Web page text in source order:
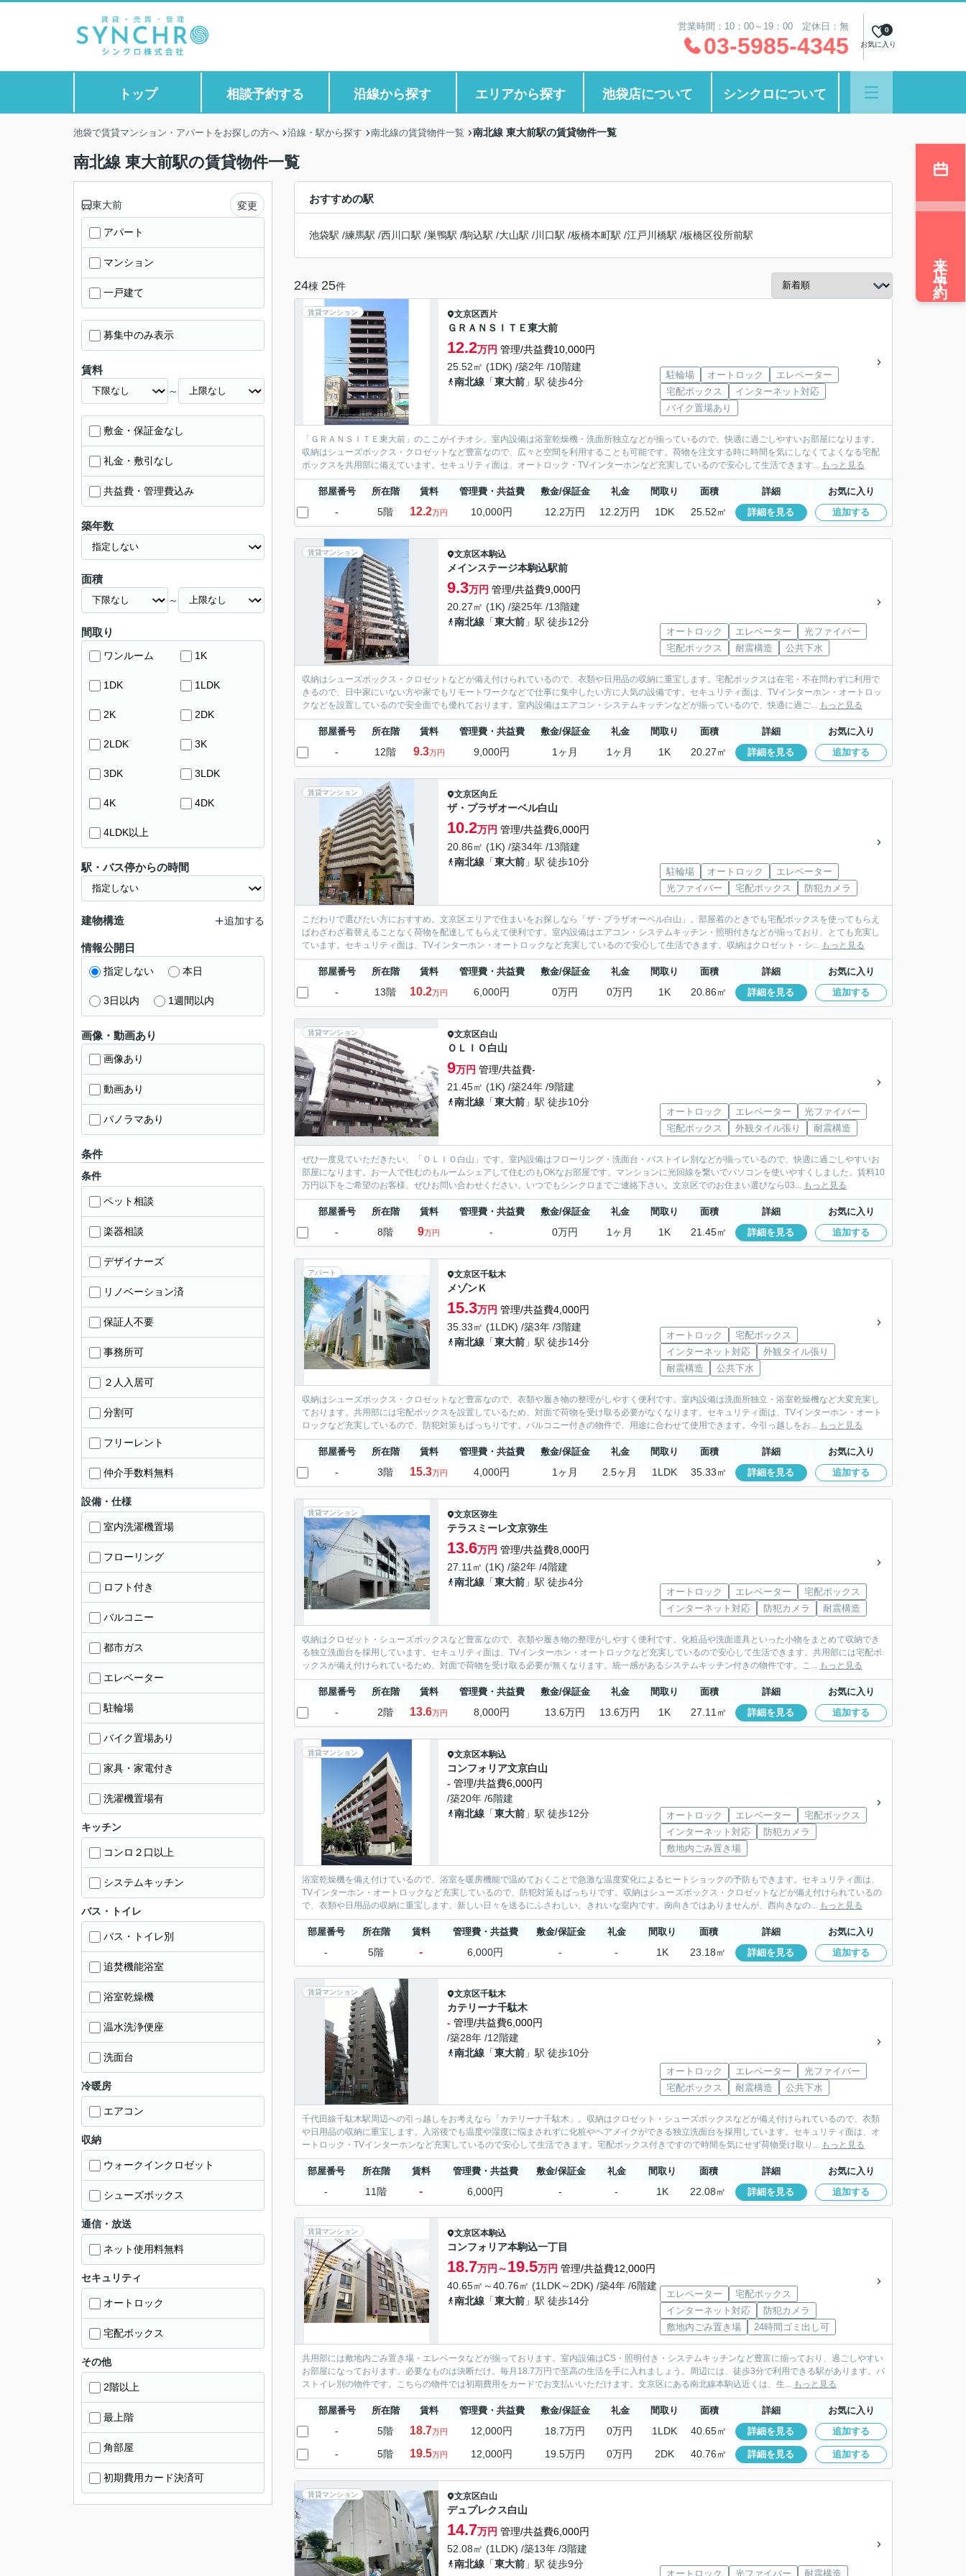
営業時間：10：00～19：00 定休日：無
03-5985-4345 お気に入り
0
トップ 相談予約する 沿線から探す エリアから探す 池袋店について シンクロについて
池袋で賃貸マンション・アパートをお探しの方へ 沿線・駅から探す 南北線の賃貸物件一覧 南北線 東大前駅の賃貸物件一覧
南北線 東大前駅の賃貸物件一覧
おすすめの駅
池袋駅 /練馬駅 /西川口駅 /巣鴨駅 /駒込駅 /大山駅 /川口駅 /板橋本町駅 /江戸川橋駅 /板橋区役所前駅
24棟 25件
賃貸マンション 文京区西片
ＧＲＡＮＳＩＴＥ東大前
12.2万円 管理/共益費10,000円
25.52㎡ (1DK) /築2年 /10階建
南北線 「東大前 」駅 徒歩4分
駐輪場 オートロック
エレベーター
宅配ボックス
インターネット対応
バイク置場あり
「ＧＲＡＮＳＩＴＥ東大前」のここがイチオシ。室内設備は浴室乾燥機・洗面所独立などが揃っているので、快適に過ごしやすいお部屋になります。
収納はシューズボックス・クロゼットなど豊富なので、広々と空間を利用することも可能です。荷物を注文する時に時間を気にしなくてよくなる宅配
ボックスを共用部に備えています。セキュリティ面は、オートロック・TVインターホンなど充実しているので安心して生活できます... もっと見る
部屋番号 所在階 賃料 管理費・共益費 敷金/保証金 礼金 間取り 面積 詳細 お気に入り
- 5階 12.2万円 10,000円 12.2万円 12.2万円 1DK 25.52㎡ 詳細を見る 追加する
賃貸マンション 文京区本駒込
メインステージ本駒込駅前
9.3万円 管理/共益費9,000円
20.27㎡ (1K) /築25年 /13階建
南北線 「東大前 」駅 徒歩12分
オートロック エレベーター
光ファイバー
宅配ボックス
耐震構造 公共下水
収納はシューズボックス・クロゼットなどが備え付けられているので、衣類や日用品の収納に重宝します。宅配ボックスは在宅・不在問わずに利用で
きるので、日中家にいない方や家でもリモートワークなどで仕事に集中したい方に人気の設備です。セキュリティ面は、TVインターホン・オートロッ
クなどを設置しているので安全面でも優れております。室内設備はエアコン・システムキッチンなどが揃っているので、快適に過ご... もっと見る
部屋番号 所在階 賃料 管理費・共益費 敷金/保証金 礼金 間取り 面積 詳細 お気に入り
- 12階 9.3万円 9,000円 1ヶ月 1ヶ月 1K 20.27㎡ 詳細を見る 追加する
賃貸マンション 文京区向丘
ザ・プラザオーベル白山
10.2万円 管理/共益費6,000円
20.86㎡ (1K) /築34年 /13階建
南北線 「東大前 」駅 徒歩10分
駐輪場 オートロック
エレベーター
光ファイバー
宅配ボックス 防犯カメラ
こだわりで選びたい方におすすめ。文京区エリアで住まいをお探しなら「ザ・プラザオーベル白山」。部屋着のときでも宅配ボックスを使ってもらえ
ばわざわざ着替えることなく荷物を配達してもらえて便利です。室内設備はエアコン・システムキッチン・照明付きなどが揃っており、とても充実し
ています。セキュリティ面は、TVインターホン・オートロックなど充実しているので安心して生活できます。収納はクロゼット・シ... もっと見る
部屋番号 所在階 賃料 管理費・共益費 敷金/保証金 礼金 間取り 面積 詳細 お気に入り
- 13階 10.2万円 6,000円 0万円 0万円 1K 20.86㎡ 詳細を見る 追加する
賃貸マンション 文京区白山
ＯＬＩＯ白山
9万円 管理/共益費-
21.45㎡ (1K) /築24年 /9階建
南北線 「東大前 」駅 徒歩10分
オートロック エレベーター
光ファイバー
宅配ボックス
外観タイル張り 耐震構造
ぜひ一度見ていただきたい、「ＯＬＩＯ白山」です。室内設備はフローリング・洗面台・バストイレ別などが揃っているので、快適に過ごしやすいお
部屋になります。お一人で住むのもルームシェアして住むのもOKなお部屋です。マンションに光回線を繋いでパソコンを使いやすくしました。賃料10
万円以下をご希望のお客様、ぜひお問い合わせください。いつでもシンクロまでご連絡下さい。文京区でのお住まい選びなら03... もっと見る
部屋番号 所在階 賃料 管理費・共益費 敷金/保証金 礼金 間取り 面積 詳細 お気に入り
- 8階 9万円 - 0万円 1ヶ月 1K 21.45㎡ 詳細を見る 追加する
アパート 文京区千駄木
メゾンＫ
15.3万円 管理/共益費4,000円
35.33㎡ (1LDK) /築3年 /3階建
南北線 「東大前 」駅 徒歩14分
オートロック
宅配ボックス
インターネット対応
外観タイル張り
耐震構造
公共下水
収納はシューズボックス・クロゼットなど豊富なので、衣類や履き物の整理がしやすく便利です。室内設備は洗面所独立・浴室乾燥機など大変充実し
ております。共用部には宅配ボックスを設置しているため、対面で荷物を受け取る必要がなくなります。セキュリティ面は、TVインターホン・オート
ロックなど充実しているので、防犯対策もばっちりです。バルコニー付きの物件で、用途に合わせて使用できます。今引っ越しをお... もっと見る
部屋番号 所在階 賃料 管理費・共益費 敷金/保証金 礼金 間取り 面積 詳細 お気に入り
- 3階 15.3万円 4,000円 1ヶ月 2.5ヶ月 1LDK 35.33㎡ 詳細を見る 追加する
賃貸マンション 文京区弥生
テラスミーレ文京弥生
13.6万円 管理/共益費8,000円
27.11㎡ (1K) /築2年 /4階建
南北線 「東大前 」駅 徒歩4分
オートロック エレベーター
宅配ボックス
インターネット対応
防犯カメラ 耐震構造
収納はクロゼット・シューズボックスなど豊富なので、衣類や履き物の整理がしやすく便利です。化粧品や洗面道具といった小物をまとめて収納でき
る独立洗面台を採用しています。セキュリティ面は、TVインターホン・オートロックなど充実しているので安心して生活できます。共用部には宅配ボ
ックスが備え付けられているため、対面で荷物を受け取る必要が無くなります。統一感があるシステムキッチン付きの物件です。こ... もっと見る
部屋番号 所在階 賃料 管理費・共益費 敷金/保証金 礼金 間取り 面積 詳細 お気に入り
- 2階 13.6万円 8,000円 13.6万円 13.6万円 1K 27.11㎡ 詳細を見る 追加する
賃貸マンション 文京区本駒込
コンフォリア文京白山
- 管理/共益費6,000円
/築20年 /6階建
南北線 「東大前 」駅 徒歩12分 オートロック エレベーター
宅配ボックス
インターネット対応
防犯カメラ
敷地内ごみ置き場
浴室乾燥機を備え付けているので、浴室を暖房機能で温めておくことで急激な温度変化によるヒートショックの予防もできます。セキュリティ面は、
TVインターホン・オートロックなど充実しているので、防犯対策もばっちりです。収納はシューズボックス・クロゼットなどが備え付けられているの
で、衣類や日用品の収納に重宝します。新しい日々を送るにふさわしい、きれいな室内です。南向きではありませんが、西向きなの... もっと見る
部屋番号 所在階 賃料 管理費・共益費 敷金/保証金 礼金 間取り 面積 詳細 お気に入り
- 5階 - 6,000円 - - 1K 23.18㎡ 詳細を見る 追加する
賃貸マンション 文京区千駄木
カテリーナ千駄木
- 管理/共益費6,000円
/築28年 /12階建
南北線 「東大前 」駅 徒歩10分
オートロック エレベーター
光ファイバー
宅配ボックス
耐震構造 公共下水
千代田線千駄木駅周辺への引っ越しをお考えなら「カテリーナ千駄木」。収納はクロゼット・シューズボックスなどが備え付けられているので、衣類
や日用品の収納に重宝します。入浴後でも温度や湿度に悩まされずに化粧やヘアメイクができる独立洗面台を採用しています。セキュリティ面は、オ
ートロック・TVインターホンなど充実しているので安心して生活できます。宅配ボックス付きですので時間を気にせず荷物受け取り... もっと見る
部屋番号 所在階 賃料 管理費・共益費 敷金/保証金 礼金 間取り 面積 詳細 お気に入り
- 11階 - 6,000円 - - 1K 22.08㎡ 詳細を見る 追加する
賃貸マンション 文京区本駒込
コンフォリア本駒込一丁目
18.7万円～19.5万円 管理/共益費12,000円
40.65㎡～40.76㎡ (1LDK～2DK) /築4年 /6階建
南北線 「東大前 」駅 徒歩14分
エレベーター
宅配ボックス
インターネット対応
防犯カメラ
敷地内ごみ置き場
24時間ゴミ出し可
共用部には敷地内ごみ置き場・エレベータなどが揃っております。室内設備はCS・照明付き・システムキッチンなど豊富に揃っており、過ごしやすい
お部屋になっております。必要なものは決断だけ。毎月18.7万円で至高の生活を手に入れましょう。周辺には、徒歩3分で利用できる駅があります。バ
ストイレ別の物件です。こちらの物件では初期費用をカードでお支払いいただけます。文京区にある南北線本駒込近くは、生... もっと見る
部屋番号 所在階 賃料 管理費・共益費 敷金/保証金 礼金 間取り 面積 詳細 お気に入り
- 5階 18.7万円 12,000円 18.7万円 0万円 1LDK 40.65㎡ 詳細を見る 追加する
- 5階 19.5万円 12,000円 19.5万円 0万円 2DK 40.76㎡ 詳細を見る 追加する
賃貸マンション 文京区白山
デュプレクス白山
14.7万円 管理/共益費6,000円
52.08㎡ (1LDK) /築13年 /3階建
南北線 「東大前 」駅 徒歩9分
オートロック 光ファイバー 耐震構造
東大前 変更
アパート
マンション
一戸建て
募集中のみ表示
賃料
～
敷金・保証金なし
礼金・敷引なし
共益費・管理費込み
築年数
面積
～
間取り
ワンルーム 1K
1DK 1LDK
2K 2DK
2LDK 3K
3DK 3LDK
4K 4DK
4LDK以上
駅・バス停からの時間
建物構造 追加する
情報公開日
指定しない 本日
3日以内 1週間以内
画像・動画あり
画像あり
動画あり
パノラマあり
条件
条件
ペット相談
楽器相談
デザイナーズ
リノベーション済
保証人不要
事務所可
２人入居可
分割可
フリーレント
仲介手数料無料
設備・仕様
室内洗濯機置場
フローリング
ロフト付き
バルコニー
都市ガス
エレベーター
駐輪場
バイク置場あり
家具・家電付き
洗濯機置場有
キッチン
コンロ２口以上
システムキッチン
バス・トイレ
バス・トイレ別
追焚機能浴室
浴室乾燥機
温水洗浄便座
洗面台
冷暖房
エアコン
収納
ウォークインクロゼット
シューズボックス
通信・放送
ネット使用料無料
セキュリティ
オートロック
宅配ボックス
その他
2階以上
最上階
角部屋
初期費用カード決済可
来店予約